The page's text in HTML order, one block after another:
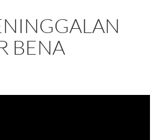
BENA